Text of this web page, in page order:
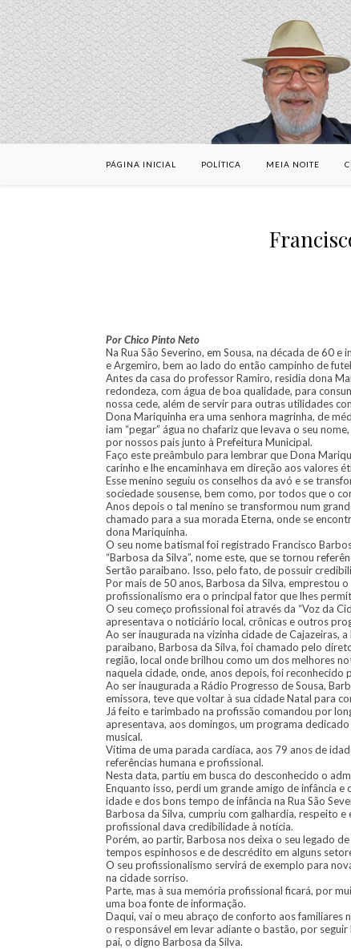
PÁGINA INICIAL POLÍTICA MEIA NOITE
Por Chico Pinto Neto
Na Rua São Severino, em Sousa, na década de 60
e Argemiro, bem ao lado do então campinho de
Antes da casa do professor Ramiro, residia dona
redondeza, com água de boa qualidade, para
nossa cede, além de servir para outras utilidades
Dona Mariquinha era uma senhora magrinha, de
iam “pegar” água no chafariz que levava o seu
por nossos pais junto à Prefeitura Municipal.
Faço este preâmbulo para lembrar que Dona
carinho e lhe encaminhava em direção aos valores
Esse menino seguiu os conselhos da avó e se
sociedade sousense, bem como, por todos que o
Anos depois o tal menino se transformou num
chamado para a sua morada Eterna, onde se
dona Mariquinha.
O seu nome batismal foi registrado Francisco
“Barbosa da Silva”, nome este, que se tornou
Sertão paraibano. Isso, pelo fato, de possuir
Por mais de 50 anos, Barbosa da Silva, emprestou
profissionalismo era o principal fator que lhes
O seu começo profissional foi através da “Voz da
apresentava o noticiário local, crônicas e outros
Ao ser inaugurada na vizinha cidade de Cajazeiras,
paraibano, Barbosa da Silva, foi chamado pelo
região, local onde brilhou como um dos melhores
naquela cidade, onde, anos depois, foi reconhecido
Ao ser inaugurada a Rádio Progresso de Sousa,
emissora, teve que voltar à sua cidade Natal para
Já feito e tarimbado na profissão comandou por
apresentava, aos domingos, um programa
musical.
Vítima de uma parada cardíaca, aos 79 anos de
referências humana e profissional.
Nesta data, partiu em busca do desconhecido o
Enquanto isso, perdi um grande amigo de infância
idade e dos bons tempo de infância na Rua São
Barbosa da Silva, cumpriu com galhardia, respeito
profissional dava credibilidade à notícia.
Porém, ao partir, Barbosa nos deixa o seu legado
tempos espinhosos e de descrédito em alguns
O seu profissionalismo servirá de exemplo para
na cidade sorriso.
Parte, mas à sua memória profissional ficará, por
uma boa fonte de informação.
Daqui, vai o meu abraço de conforto aos familiares
o responsável em levar adiante o bastão, por
pai, o digno Barbosa da Silva.